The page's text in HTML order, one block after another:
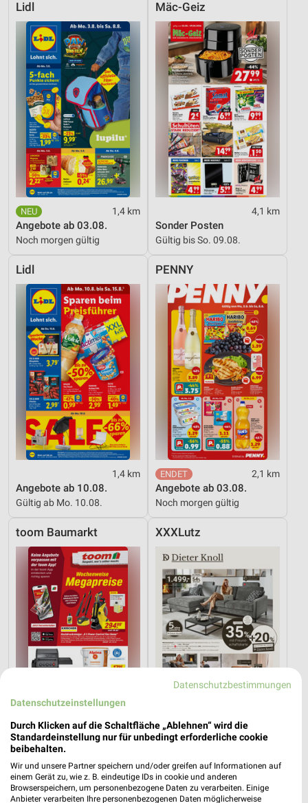
Lidl
1,4 km
Angebote ab 03.08.
Noch morgen gültig
Mäc-Geiz
4,1 km
Sonder Posten
Gültig bis So. 09.08.
Lidl
1,4 km
Angebote ab 10.08.
Gültig ab Mo. 10.08.
PENNY
2,1 km
Angebote ab 03.08.
Noch morgen gültig
toom Baumarkt
3,9 km
Angebote ab 01.08.
Noch heute gültig
XXXLutz
25,2 km
Gültig bis Fr. 14.08.
XXXLutz Kaufland
Datenschutzbestimmungen
Datenschutzeinstellungen
Durch Klicken auf die Schaltfläche „Ablehnen“ wird die
Standardeinstellung nur für unbedingt erforderliche cookie
beibehalten.
Wir und unsere Partner speichern und/oder greifen auf Informationen auf
einem Gerät zu, wie z. B. eindeutige IDs in cookie und anderen
Browserspeichern, um personenbezogene Daten zu verarbeiten. Einige
Anbieter verarbeiten Ihre personenbezogenen Daten möglicherweise